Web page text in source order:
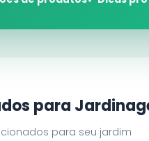
para
para seu jardim